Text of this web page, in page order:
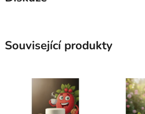
Související produkty